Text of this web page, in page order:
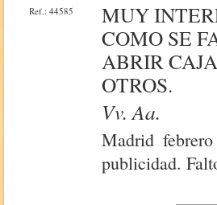
Ref.: 44585
MUY
COMO SE
ABRIR
OTROS.
Vv. Aa.
Madrid
publicidad.